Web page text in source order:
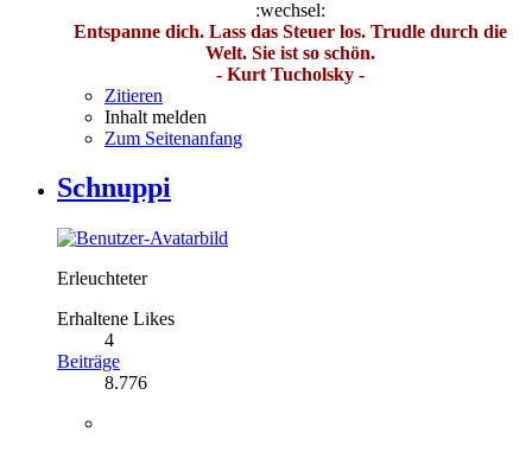
:wechsel:
Entspanne dich. Lass das Steuer los. Trudle durch die
Welt. Sie ist so schön.
- Kurt Tucholsky -
Zitieren
Inhalt melden
Zum Seitenanfang
Schnuppi
Erleuchteter
Erhaltene Likes
4
Beiträge
8.776